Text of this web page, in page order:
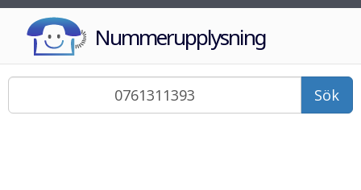
Nummerupplysning
Sök